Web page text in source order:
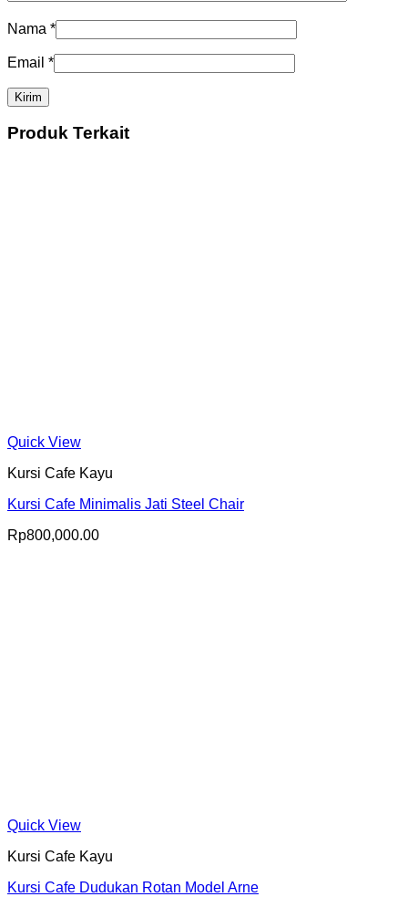
Nama *
Email *
Produk Terkait
Quick View
Kursi Cafe Kayu
Kursi Cafe Minimalis Jati Steel Chair
Rp800,000.00
Quick View
Kursi Cafe Kayu
Kursi Cafe Dudukan Rotan Model Arne